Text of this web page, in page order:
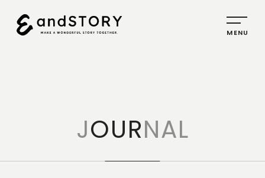
SERVICE
PLANNING
CREATIVE
JOURNAL